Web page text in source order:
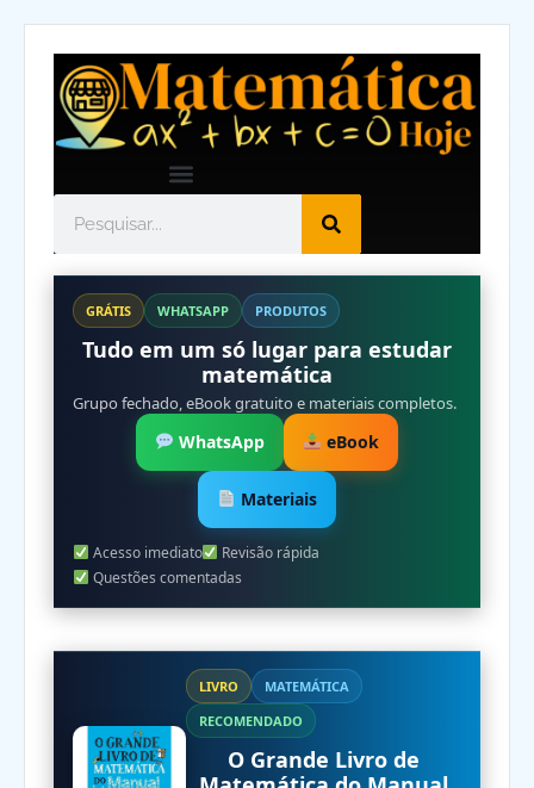
GRÁTIS WHATSAPP PRODUTOS
Tudo em um só lugar para estudar
matemática
Grupo fechado, eBook gratuito e materiais completos.
WhatsApp eBook
Materiais
Acesso imediato
Revisão rápida
Questões comentadas
LIVRO
MATEMÁTICA
RECOMENDADO
O Grande Livro de